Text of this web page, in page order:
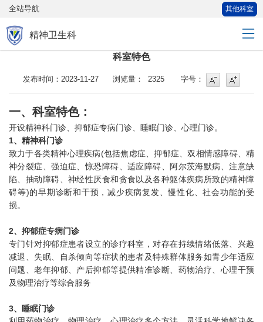
精神卫生科
全站导航 其他科室
科室特色
发布时间：2023-11-27 浏览量： 2325 字号：
字号 字号增大
一、科室特色：
开设精神科门诊、抑郁症专病门诊、睡眠门诊、心理门诊。
1、精神科门诊
致力于各类精神心理疾病(包括焦虑症、抑郁症、双相情感障碍、精
神分裂症、强迫症、惊恐障碍、适应障碍、阿尔茨海默病、注意缺
陷、抽动障碍、神经性厌食和贪食以及各种躯体疾病所致的精神障
碍等)的早期诊断和干预，减少疾病复发、慢性化、社会功能的受
损。
2、抑郁症专病门诊
专门针对抑郁症患者设立的诊疗科室，对存在持续情绪低落、兴趣
减退、失眠、自杀倾向等症状的患者及特殊群体服务如青少年适应
问题、老年抑郁、产后抑郁等提供精准诊断、药物治疗、心理干预
及物理治疗等综合服务
3、睡眠门诊